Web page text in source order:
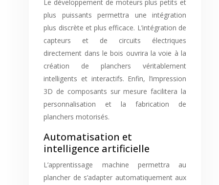
Le développement de moteurs plus petits et
plus puissants permettra une intégration
plus discrète et plus efficace. L’intégration de
capteurs et de circuits électriques
directement dans le bois ouvrira la voie à la
création de planchers véritablement
intelligents et interactifs. Enfin, l’impression
3D de composants sur mesure facilitera la
personnalisation et la fabrication de
planchers motorisés.
Automatisation et
intelligence artificielle
L’apprentissage machine permettra au
plancher de s’adapter automatiquement aux